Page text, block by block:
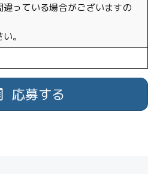
違っている場合がございますの
。
応募する